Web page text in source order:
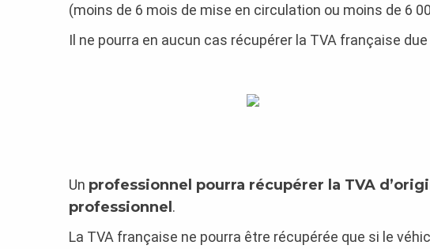
(moins de 6 mois de mise en circulation ou moins de 6
Il ne pourra en aucun cas récupérer la TVA française due
Un professionnel pourra récupérer la TVA
professionnel.
La TVA française ne pourra être récupérée que si le